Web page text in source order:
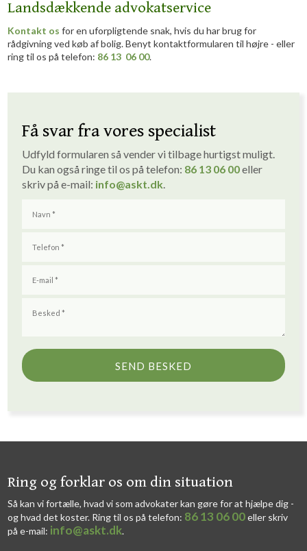
Landsdækkende advokatservice
Kontakt os for en uforpligtende snak, hvis du har brug for
rådgivning ved køb af bolig. Benyt kontaktformularen til højre - eller
ring til os på telefon: 86 13 06 00.
Få svar fra vores specialist
Udfyld formularen så vender vi tilbage hurtigst muligt. ​
Du kan også ringe til os på telefon: 86 13 06 00eller
skriv på e-mail: info@askt.dk​.
​​Ring og forklar os om din situation
Så kan vi fortælle, hvad vi som advokater kan gøre for at hjælpe dig -
og hvad det koster. Ring til os på telefon: 86 13 06 00eller skriv
på e-mail: info@askt.dk​.​